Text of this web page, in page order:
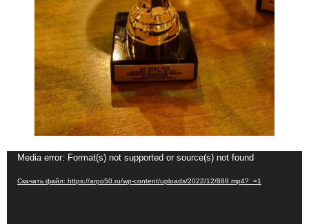
Видеоплеер
Media error: Format(s) not supported or source(s) not found
Скачать файл: https://arpo50.ru/wp-content/uploads/2022/12/888.mp4?_=1